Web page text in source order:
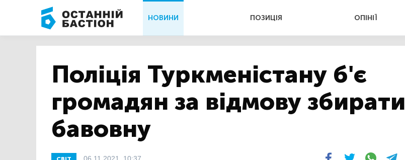
НОВИНИ ПОЗИЦІЯ ОПІНІЇ
Поліція Туркменістану б'є
громадян за відмову збирати
бавовну